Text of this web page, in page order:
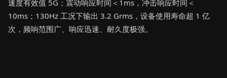
速度有效值 5G；震动响应时间＜1ms，冲击响应时间＜
10ms；130Hz 工况下输出 3.2 Grms，设备使用寿命超 1 亿
次，频响范围广、响应迅速、耐久度极强。